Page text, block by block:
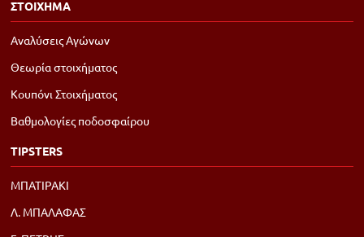
ΣΤΟΙΧΗΜΑ
Αναλύσεις Αγώνων
Θεωρία στοιχήματος
Κουπόνι Στοιχήματος
Βαθμολογίες ποδοσφαίρου
TIPSTERS
ΜΠΑΤΙΡΑΚΙ
Λ. ΜΠΑΛΑΦΑΣ